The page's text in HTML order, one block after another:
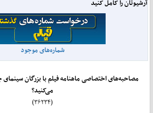
آرشیوتان را کامل کنید
شماره‌های موجود
مصاحبه‌های اختصاصی ماهنامه فیلم با بزرگان سینمای
می‌کنید؟